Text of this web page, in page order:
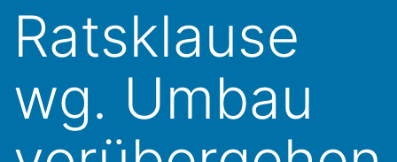
Ratsklause
wg. Umbau